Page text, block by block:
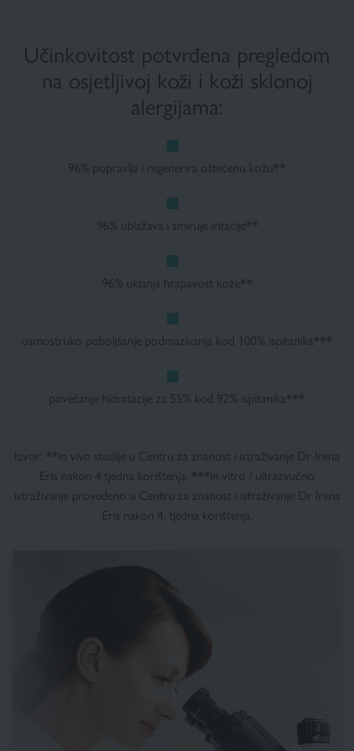
Učinkovitost potvrđena pregledom
na osjetljivoj koži i koži sklonoj
alergijama:
96% popravlja i regenerira oštećenu kožu**
96% ublažava i smiruje iritacije**
96% uklanja hrapavost kože**
osmostruko poboljšanje podmazivanja kod 100% ispitanika***
povećanje hidratacije za 55% kod 92% ispitanika***
Izvor: **in vivo studije u Centru za znanost i istraživanje Dr Irena
Eris nakon 4 tjedna korištenja, ***in vitro / ultrazvučno
istraživanje provedeno u Centru za znanost i istraživanje Dr Irena
Eris nakon 4. tjedna korištenja.